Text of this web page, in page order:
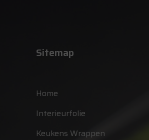
Sitemap
Home
Interieurfolie
Keukens Wrappen